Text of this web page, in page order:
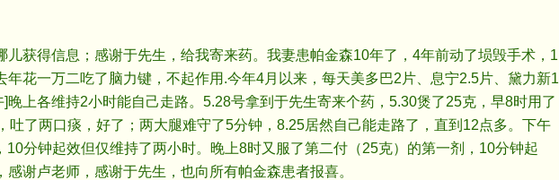
得信息；感谢于先生，给我寄来药。我妻患帕金森10年了，4年前动了埙毁手术，1
年花一万二吃了脑力键，不起作用.今年4月以来，每天美多巴2片、息宁2.5片、黛力新1
]晚上各维持2小时能自己走路。5.28号拿到于先生寄来个药，5.30煲了25克，早8时用了
吐了两口痰，好了；两大腿难守了5分钟，8.25居然自己能走路了，直到12点多。下午
10分钟起效但仅维持了两小时。晚上8时又服了第二付（25克）的第一剂，10分钟起
感谢卢老师，感谢于先生，也向所有帕金森患者报喜。